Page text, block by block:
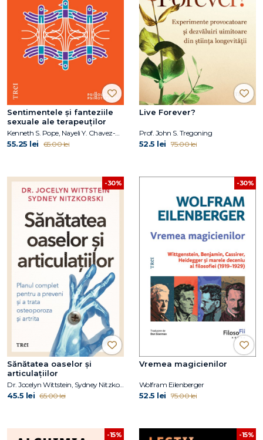
Sentimentele și fanteziile
sexuale ale terapeuților
55.25 lei 65.00 lei
Live Forever?
Prof. John S. Tregoning
52.5 lei 75.00 lei
-30%
Sănătatea oaselor și
articulațiilor
Dr. Jocelyn Wittstein, Sydney Nitzkorski
45.5 lei 65.00 lei
-30%
Vremea magicienilor
Wolfram Eilenberger
52.5 lei 75.00 lei
-15% -15%